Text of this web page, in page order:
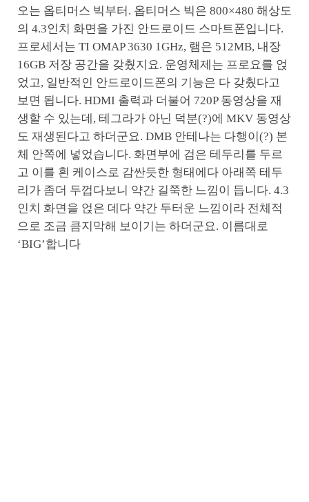
오는 옵티머스 빅부터. 옵티머스 빅은 800×480 해상도
의 4.3인치 화면을 가진 안드로이드 스마트폰입니다.
프로세서는 TI OMAP 3630 1GHz, 램은 512MB, 내장
16GB 저장 공간을 갖췄지요. 운영체제는 프로요를 얹
었고, 일반적인 안드로이드폰의 기능은 다 갖췄다고
보면 됩니다. HDMI 출력과 더불어 720P 동영상을 재
생할 수 있는데, 테그라가 아닌 덕분(?)에 MKV 동영상
도 재생된다고 하더군요. DMB 안테나는 다행이(?) 본
체 안쪽에 넣었습니다. 화면부에 검은 테두리를 두르
고 이를 흰 케이스로 감싼듯한 형태에다 아래쪽 테두
리가 좀더 두껍다보니 약간 길쭉한 느낌이 듭니다. 4.3
인치 화면을 얹은 데다 약간 두터운 느낌이라 전체적
으로 조금 큼지막해 보이기는 하더군요. 이름대로
‘BIG’합니다